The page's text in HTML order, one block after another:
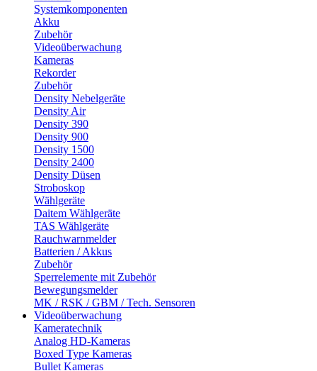
Systemkomponenten
Akku
Zubehör
Videoüberwachung
Kameras
Rekorder
Zubehör
Density Nebelgeräte
Density Air
Density 390
Density 900
Density 1500
Density 2400
Density Düsen
Stroboskop
Wählgeräte
Daitem Wählgeräte
TAS Wählgeräte
Rauchwarnmelder
Batterien / Akkus
Zubehör
Sperrelemente mit Zubehör
Bewegungsmelder
MK / RSK / GBM / Tech. Sensoren
Videoüberwachung
Kameratechnik
Analog HD-Kameras
Boxed Type Kameras
Bullet Kameras